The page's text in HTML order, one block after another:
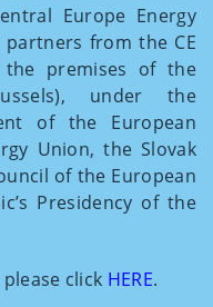
Europe Energy
from the CE
premises of the
under the
of the European
Union, the Slovak
of the European
Presidency of the
click HERE.